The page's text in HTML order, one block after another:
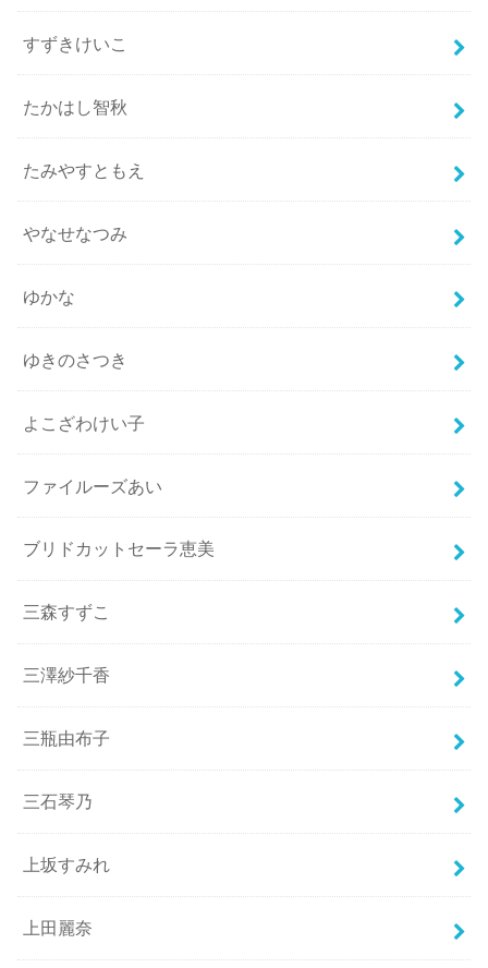
すずきけいこ
たかはし智秋
たみやすともえ
やなせなつみ
ゆかな
ゆきのさつき
よこざわけい子
ファイルーズあい
ブリドカットセーラ恵美
三森すずこ
三澤紗千香
三瓶由布子
三石琴乃
上坂すみれ
上田麗奈